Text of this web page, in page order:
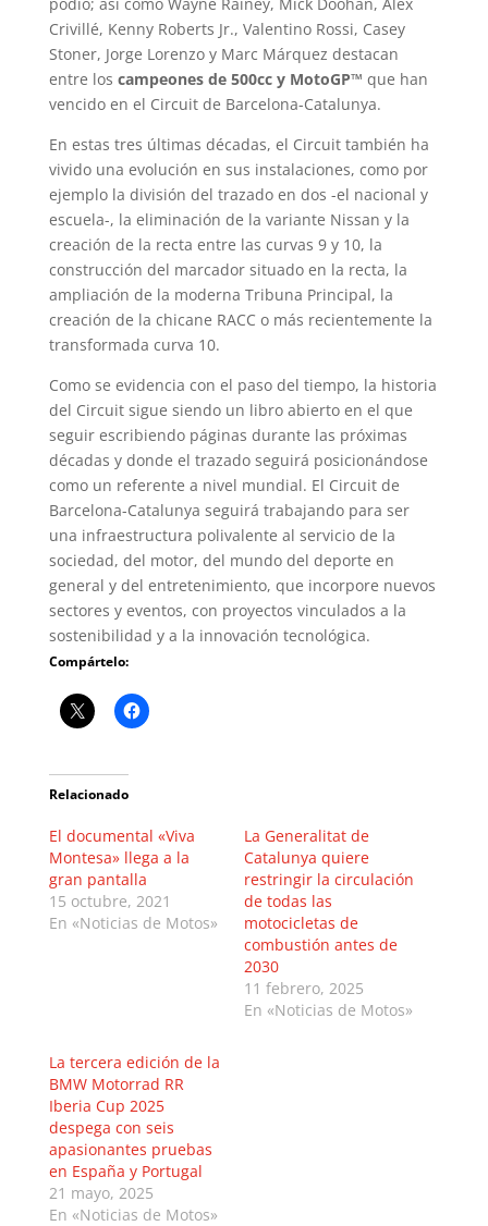
Crivillé, Kenny Roberts Jr., Valentino Rossi, Casey
Stoner, Jorge Lorenzo y Marc Márquez destacan
entre los campeones de 500cc y MotoGP™ que han
vencido en el Circuit de Barcelona-Catalunya.
En estas tres últimas décadas, el Circuit también ha
vivido una evolución en sus instalaciones, como por
ejemplo la división del trazado en dos -el nacional y
escuela-, la eliminación de la variante Nissan y la
creación de la recta entre las curvas 9 y 10, la
construcción del marcador situado en la recta, la
ampliación de la moderna Tribuna Principal, la
creación de la chicane RACC o más recientemente la
transformada curva 10.
Como se evidencia con el paso del tiempo, la historia
del Circuit sigue siendo un libro abierto en el que
seguir escribiendo páginas durante las próximas
décadas y donde el trazado seguirá posicionándose
como un referente a nivel mundial. El Circuit de
Barcelona-Catalunya seguirá trabajando para ser
una infraestructura polivalente al servicio de la
sociedad, del motor, del mundo del deporte en
general y del entretenimiento, que incorpore nuevos
sectores y eventos, con proyectos vinculados a la
sostenibilidad y a la innovación tecnológica.
Compártelo:
Relacionado
El documental «Viva
Montesa» llega a la
gran pantalla
15 octubre, 2021
En «Noticias de Motos»
La Generalitat de
Catalunya quiere
restringir la circulación
de todas las
motocicletas de
combustión antes de
2030
11 febrero, 2025
En «Noticias de Motos»
La tercera edición de la
BMW Motorrad RR
Iberia Cup 2025
despega con seis
apasionantes pruebas
en España y Portugal
21 mayo, 2025
En «Noticias de Motos»